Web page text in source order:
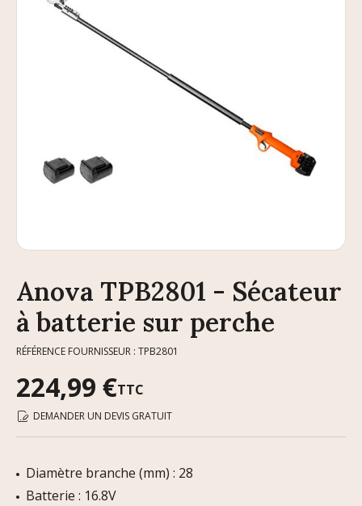
Anova TPB2801 - Sécateur
à batterie sur perche
RÉFÉRENCE FOURNISSEUR : TPB2801
224,99 €TTC
DEMANDER UN DEVIS GRATUIT
Diamètre branche (mm) : 28
Batterie : 16.8V